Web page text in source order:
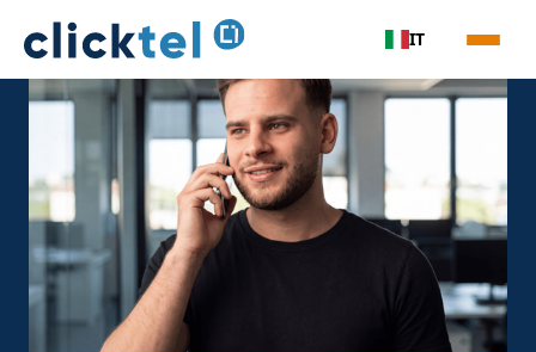
Vai direttamente al contenuto
IT